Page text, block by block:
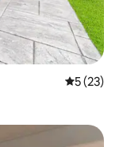
5 (23)